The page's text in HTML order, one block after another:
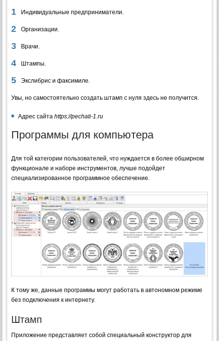
Индивидуальные предприниматели.
Организации.
Врачи.
Штампы.
Экслибрис и факсимиле.
Увы, но самостоятельно создать штамп с нуля здесь не получится.
Адрес сайта https://pechati-1.ru
Программы для компьютера
Для той категории пользователей, что нуждается в более обширном
функционале и наборе инструментов, лучше подойдет
специализированное программное обеспечение.
К тому же, данные программы могут работать в автономном режиме
без подключения к интернету.
Штамп
Приложение представляет собой специальный конструктор для